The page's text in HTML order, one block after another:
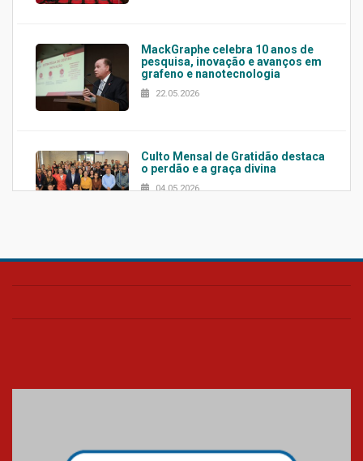
MackGraphe celebra 10 anos de
pesquisa, inovação e avanços em
grafeno e nanotecnologia
22.05.2026
Culto Mensal de Gratidão destaca
o perdão e a graça divina
04.05.2026
Confira como foi o culto mensal